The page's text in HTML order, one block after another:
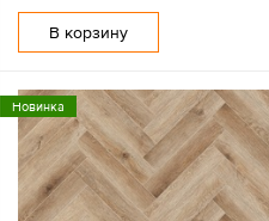
В корзину
Новинка